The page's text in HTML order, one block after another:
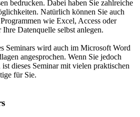
bedrucken. Dabei haben Sie zahlreiche
Natürlich können Sie auch
wie Excel, Access oder
Datenquelle selbst anlegen.
Seminars wird auch im Microsoft Word
angesprochen. Wenn Sie jedoch
dieses Seminar mit vielen praktischen
für Sie.